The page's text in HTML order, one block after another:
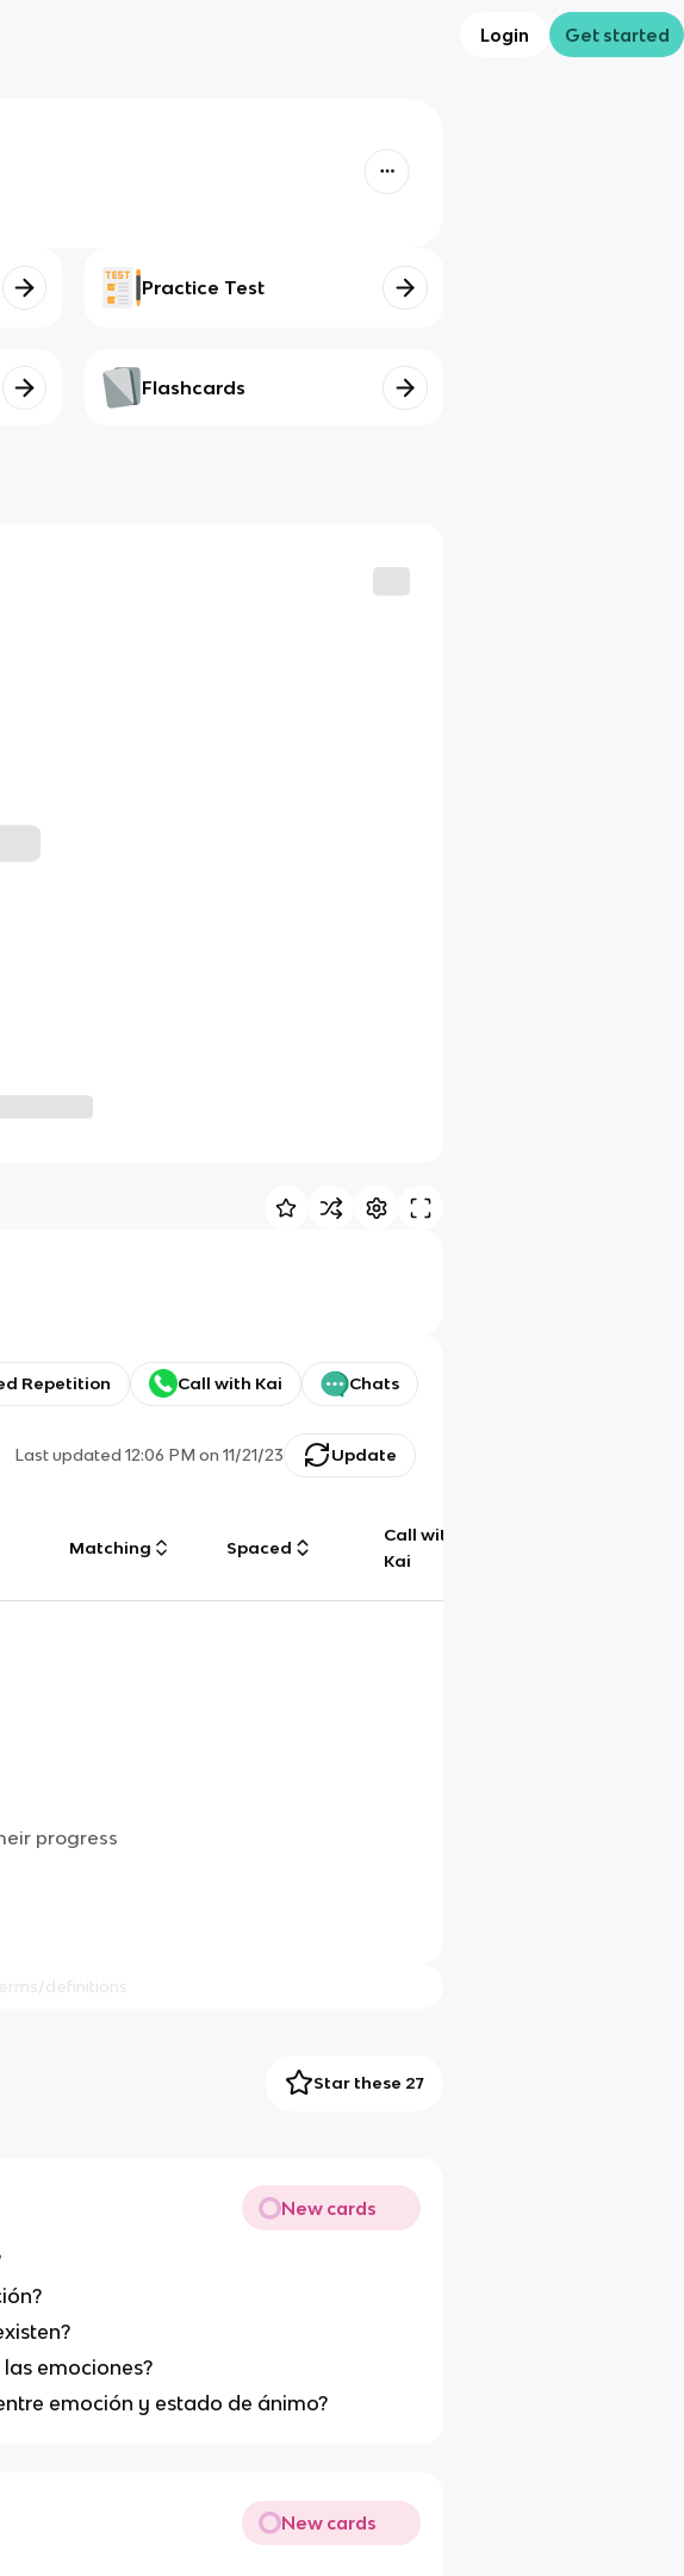
Login Get started
Practice Test
Flashcards
Repetition Call with Kai Chats
Last updated12:06 PM on 11/21/23 Update
Matching Spaced
Call with
Kai
progress
Star these 27
New cards
emociones?
emoción y estado de ánimo?
New cards